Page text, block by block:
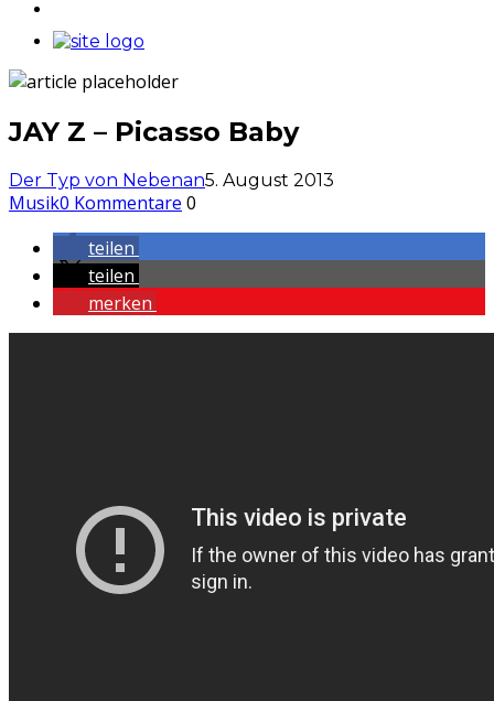
JAY Z – Picasso Baby
Der Typ von Nebenan5. August 2013
Musik0 Kommentare 0
teilen
teilen
merken